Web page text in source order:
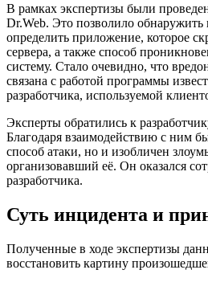
В рамках экспертизы были
Dr.Web. Это позволило обнаружить
определить приложение, которое
сервера, а также способ
систему. Стало очевидно, что
связана с работой программы
разработчика, используемой
Эксперты обратились к
Благодаря взаимодействию с ним
способ атаки, но и изобличен
организовавший её. Он оказался
разработчика.
Суть инцидента и
Полученные в ходе экспертизы
восстановить картину